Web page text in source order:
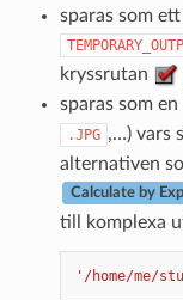
sparas som
kryssrutan
sparas som
.JPG ,…) vars
alternativen
Calculate by
till komplexa
'/home/me/